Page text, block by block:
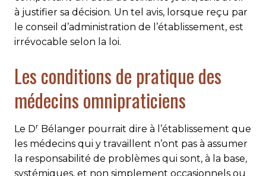
à justifier sa décision. Un tel avis, lorsque reçu par
le conseil d’administration de l’établissement, est
irrévocable selon la loi.
Les conditions de pratique des
médecins omnipraticiens
Le Dr Bélanger pourrait dire à l’établissement que
les médecins qui y travaillent n’ont pas à assumer
la responsabilité de problèmes qui sont, à la base,
systémiques, et non simplement occasionnels ou